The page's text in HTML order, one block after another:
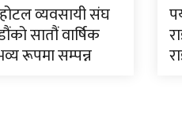
व्यवसायी संघ
सातौं वार्षिक
रूपमा सम्पन्न